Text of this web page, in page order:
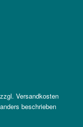
Versandkosten
beschrieben